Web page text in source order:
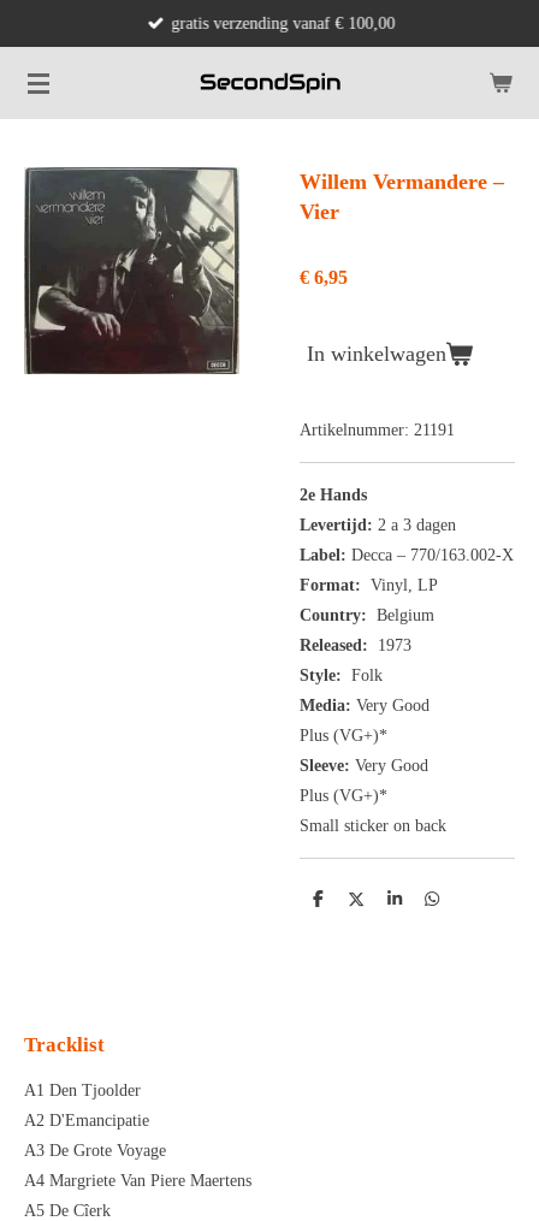
naar
de
gratis verzending vanaf € 100,00
Willem Vermandere ‎–
Vier
€ 6,95
In winkelwagen
Artikelnummer: 21191
2e Hands
Levertijd: 2 a 3 dagen
Label: Decca ‎– 770/163.002-X
Format: Vinyl, LP
Country: Belgium
Released: 1973
Style: Folk
Media: Very Good
Plus (VG+)*
Sleeve: Very Good
Plus (VG+)*
Small sticker on back
D
D
S
D
Tracklist
A1 Den Tjoolder
A2 D'Emancipatie
A3 De Grote Voyage
A4 Margriete Van Piere Maertens
A5 De Cîerk